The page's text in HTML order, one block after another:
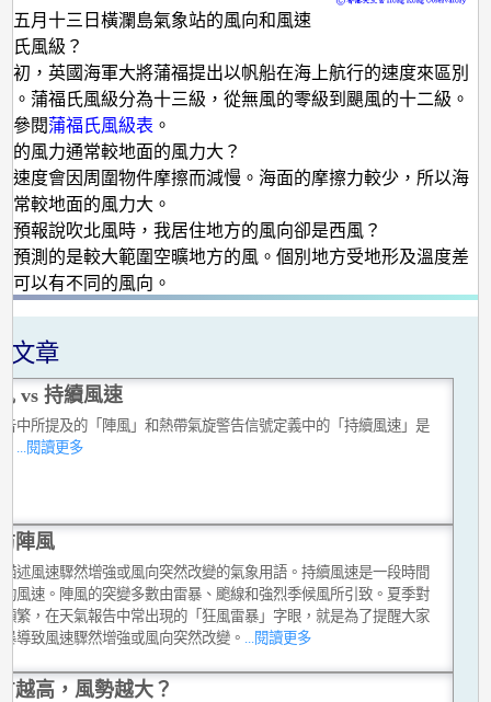
五月十三日橫瀾島氣象站的風向和風速
氏風級？
初，英國海軍大將蒲福提出以帆船在海上航行的速度來區別
。蒲福氏風級分為十三級，從無風的零級到颶風的十二級。
參閱蒲福氏風級表 。
的風力通常較地面的風力大？
速度會因周圍物件摩擦而減慢。海面的摩擦力較少，所以海
常較地面的風力大。
預報說吹北風時，我居住地方的風向卻是西風？
預測的是較大範圍空曠地方的風。個別地方受地形及溫度差
可以有不同的風向。
文章
vs 持續風速
中所提及的「陣風」和熱帶氣旋警告信號定義中的「持續風速」是
...閱讀更多
陣風
述風速驟然增強或風向突然改變的氣象用語。持續風速是一段時間
風速。陣風的突變多數由雷暴、颮線和強烈季候風所引致。夏季對
繁，在天氣報告中常出現的「狂風雷暴」字眼，就是為了提醒大家
導致風速驟然增強或風向突然改變。 ...閱讀更多
越高，風勢越大？